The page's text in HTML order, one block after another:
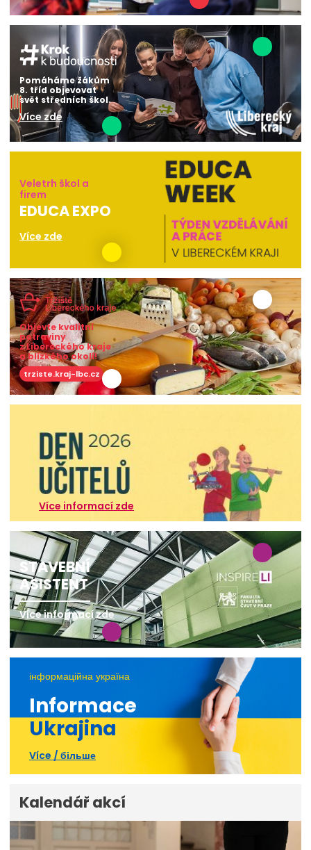
Pomáháme žákům
8. tříd objevovat
svět středních škol.
Více zde
Veletrh škol a
firem
EDUCA EXPO
Více zde
Objevte kvalitní
potraviny
z Libereckého kraje
a blízkého okolí!
trziste.kraj-lbc.cz
Více informací zde
STAVEBNÍ
ASISTENT
Více informací zde
інформаційна україна
Informace
Ukrajina
Více / більше
Kalendář akcí